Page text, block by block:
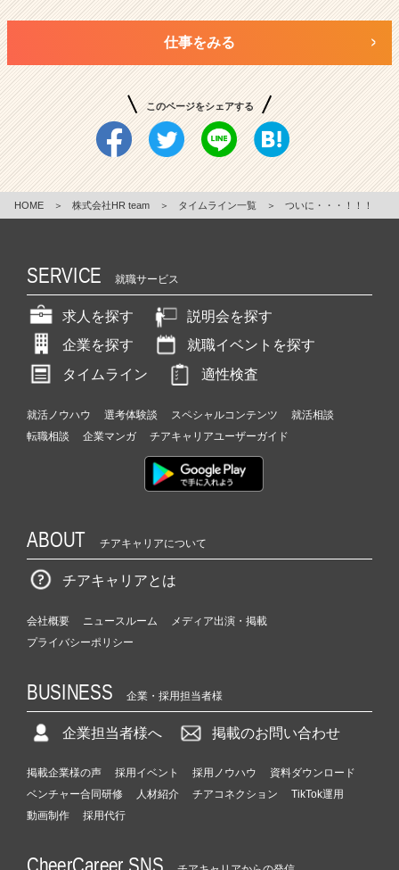
仕事をみる
このページをシェアする
HOME ＞ 株式会社HR team ＞ タイムライン一覧 ＞ ついに・・・！！！
SERVICE 就職サービス
求人を探す
説明会を探す
企業を探す
就職イベントを探す
タイムライン
適性検査
就活ノウハウ 選考体験談 スペシャルコンテンツ
就活相談
転職相談
企業マンガ チアキャリアユーザーガイド
ABOUT チアキャリアについて
チアキャリアとは
会社概要 ニュースルーム
メディア出演・掲載
プライバシーポリシー
BUSINESS 企業・採用担当者様
企業担当者様へ 掲載のお問い合わせ
掲載企業様の声 採用イベント 採用ノウハウ
資料ダウンロード
ベンチャー合同研修
人材紹介 チアコネクション
TikTok運用
動画制作
採用代行